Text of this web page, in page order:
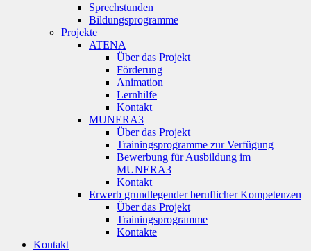
Sprechstunden
Bildungsprogramme
Projekte
ATENA
Über das Projekt
Förderung
Animation
Lernhilfe
Kontakt
MUNERA3
Über das Projekt
Trainingsprogramme zur Verfügung
Bewerbung für Ausbildung im
MUNERA3
Kontakt
Erwerb grundlegender beruflicher Kompetenzen
Über das Projekt
Trainingsprogramme
Kontakte
Kontakt